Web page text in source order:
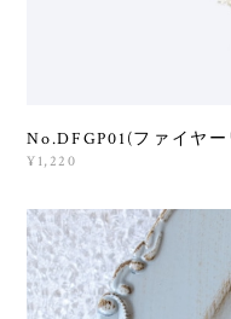
No.DFGP01(ファイヤ
¥1,220